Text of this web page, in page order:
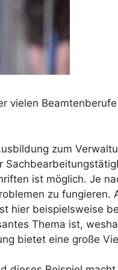
vielen
zum
ist möglich. Je
zu fungieren.
hier beispielsweise
Thema ist,
bietet eine große